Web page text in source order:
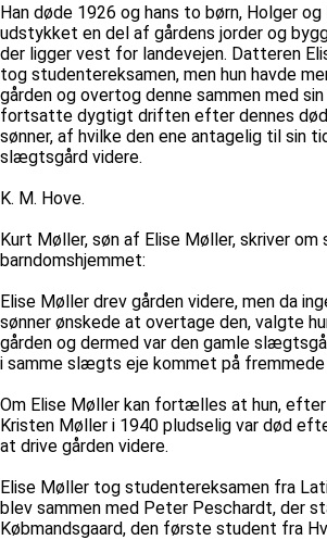
Han døde 1926 og hans to børn, Holger og
udstykket en del af gårdens jorder og
der ligger vest for landevejen. Datteren
tog studentereksamen, men hun havde
gården og overtog denne sammen med
fortsatte dygtigt driften efter dennes død
sønner, af hvilke den ene antagelig til sin
slægtsgård videre.
K. M. Hove.
Kurt Møller, søn af Elise Møller, skriver om
barndomshjemmet:
Elise Møller drev gården videre, men da
sønner ønskede at overtage den, valgte
gården og dermed var den gamle
i samme slægts eje kommet på
Om Elise Møller kan fortælles at hun,
Kristen Møller i 1940 pludselig var død
at drive gården videre.
Elise Møller tog studentereksamen fra
blev sammen med Peter Peschardt, der
Købmandsgaard, den første student fra